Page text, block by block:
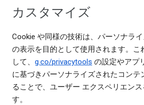
カスタマイズ
Cookie や同様の技術は、パーソナラ
の表示を目的として使用されます。こ
して、 g.co/privacytools の設定やアプ
に基づきパーソナライズされたコンテ
ることで、ユーザー エクスペリエン
す。